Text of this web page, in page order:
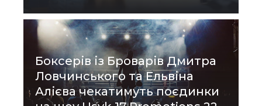
Боксерів із Броварів Дмитра
Ловчинського та Ельвіна
Алієва чекатимуть поєдинки